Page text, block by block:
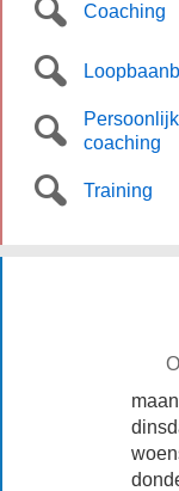
Coaching
coaching
Training